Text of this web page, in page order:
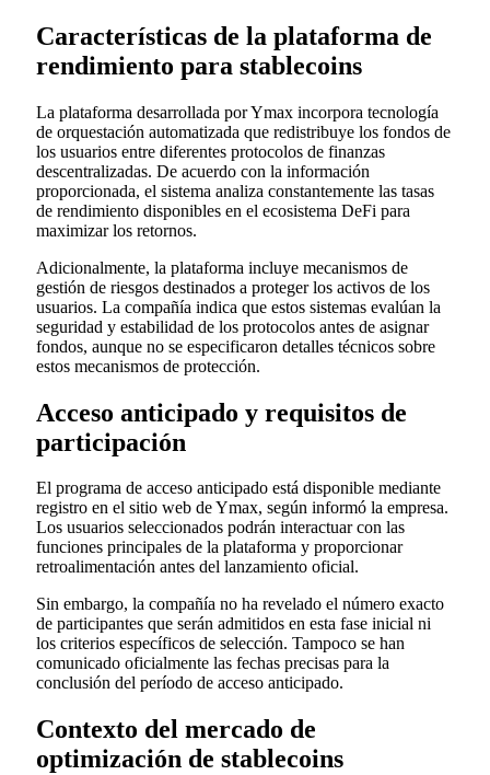
Características de la plataforma de
rendimiento para stablecoins
La plataforma desarrollada por Ymax incorpora tecnología
de orquestación automatizada que redistribuye los fondos de
los usuarios entre diferentes protocolos de finanzas
descentralizadas. De acuerdo con la información
proporcionada, el sistema analiza constantemente las tasas
de rendimiento disponibles en el ecosistema DeFi para
maximizar los retornos.
Adicionalmente, la plataforma incluye mecanismos de
gestión de riesgos destinados a proteger los activos de los
usuarios. La compañía indica que estos sistemas evalúan la
seguridad y estabilidad de los protocolos antes de asignar
fondos, aunque no se especificaron detalles técnicos sobre
estos mecanismos de protección.
Acceso anticipado y requisitos de
participación
El programa de acceso anticipado está disponible mediante
registro en el sitio web de Ymax, según informó la empresa.
Los usuarios seleccionados podrán interactuar con las
funciones principales de la plataforma y proporcionar
retroalimentación antes del lanzamiento oficial.
Sin embargo, la compañía no ha revelado el número exacto
de participantes que serán admitidos en esta fase inicial ni
los criterios específicos de selección. Tampoco se han
comunicado oficialmente las fechas precisas para la
conclusión del período de acceso anticipado.
Contexto del mercado de
optimización de stablecoins